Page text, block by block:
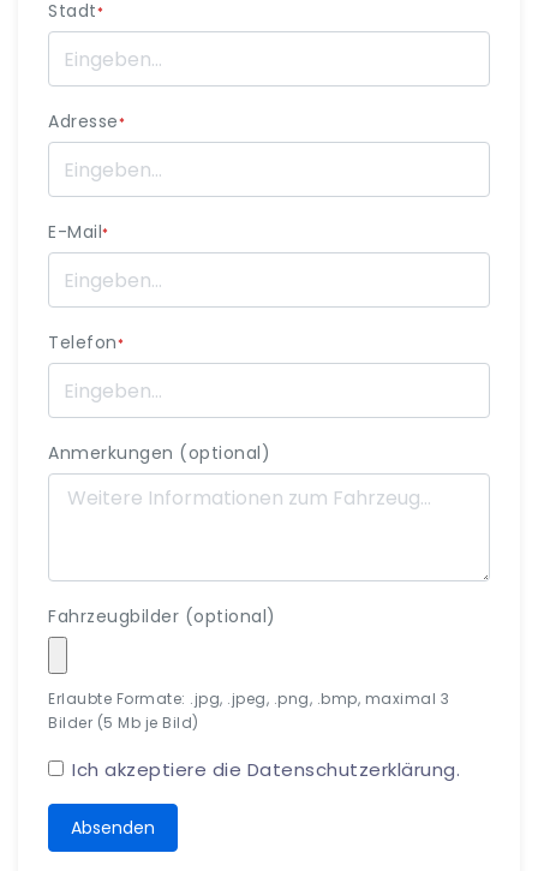
Stadt*
Adresse*
E-Mail*
Telefon*
Anmerkungen (optional)
Fahrzeugbilder (optional)
Erlaubte Formate: .jpg, .jpeg, .png, .bmp, maximal 3
Bilder (5 Mb je Bild)
Ich akzeptiere die Datenschutzerklärung.
Absenden